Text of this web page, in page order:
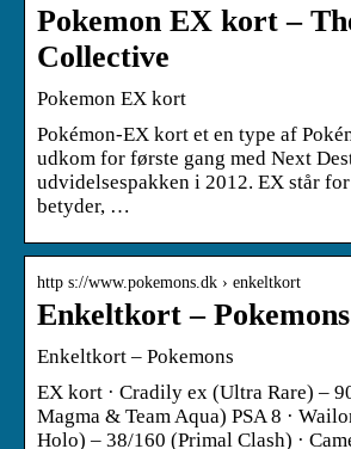
Pokemon EX kort –
Collective
Pokemon EX kort
Pokémon-EX kort et en type af
udkom for første gang med Next
udvidelsespakken i 2012. EX står
betyder, …
http s://www.pokemons.dk › enkeltkort
Enkeltkort – Pokemons
Enkeltkort – Pokemons
EX kort · Cradily ex (Ultra Rare) –
Magma & Team Aqua) PSA 8 ·
Holo) – 38/160 (Primal Clash) ·